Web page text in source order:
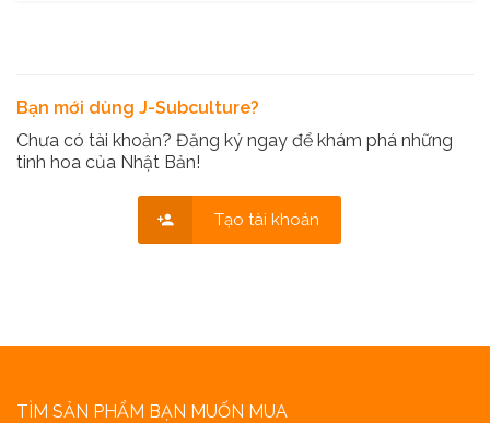
Bạn mới dùng J-Subculture?
Chưa có tài khoản? Đăng ký ngay để khám phá những
tinh hoa của Nhật Bản!
Tạo tài khoản
TÌM SẢN PHẨM BẠN MUỐN MUA